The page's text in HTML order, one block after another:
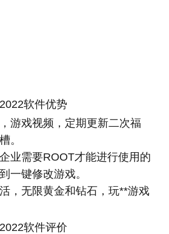
软件优势
游戏视频，定期更新二次福
。
业需要ROOT才能进行使用的
一键修改游戏。
，无限黄金和钻石，玩**游戏
软件评价